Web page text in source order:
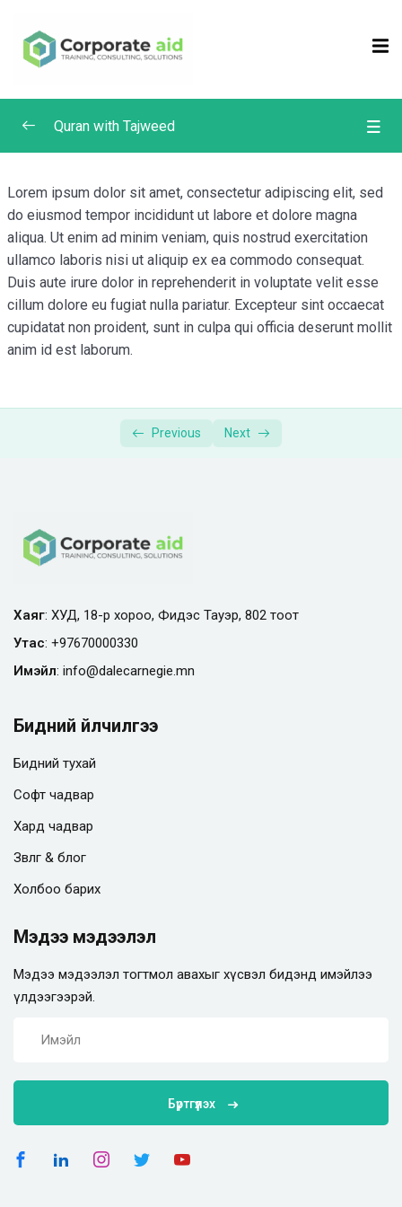
Suratul Baqarah – Word for Word Study –
Continued
WFW Baqarah Ayah 216-219
WFW Baqarah Ayah 220-223
WFW Baqarah Ayah 224-229
Quran with Tajweed
Lorem ipsum dolor sit amet, consectetur adipiscing elit, sed
do eiusmod tempor incididunt ut labore et dolore magna
aliqua. Ut enim ad minim veniam, quis nostrud exercitation
ullamco laboris nisi ut aliquip ex ea commodo consequat.
Duis aute irure dolor in reprehenderit in voluptate velit esse
cillum dolore eu fugiat nulla pariatur. Excepteur sint occaecat
cupidatat non proident, sunt in culpa qui officia deserunt mollit
anim id est laborum.
Previous Next
Хаяг: ХУД, 18-р хороо, Фидэс Тауэр, 802 тоот
Утас: +97670000330
Имэйл: info@dalecarnegie.mn
Бидний үйлчилгээ
Бидний тухай
Софт чадвар
Хард чадвар
Зөвлөгөө & блог
Холбоо барих
Мэдээ мэдээлэл
Мэдээ мэдээлэл тогтмол авахыг хүсвэл бидэнд имэйлээ
үлдээгээрэй.
Бүртгүүлэх
Sign in
Sign in
Don’t have an account?
Remember me Lost your password?